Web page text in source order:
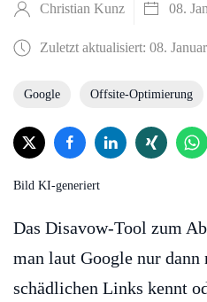
Christian Kunz 08.
Zuletzt aktualisiert: 08.
Google Offsite-Optimierung
Bild KI-generiert
Das Disavow-Tool zum
man laut Google nur dann
schädlichen Links kennt